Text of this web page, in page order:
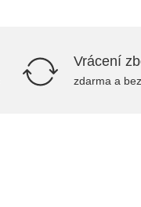
Vrácení
zdarma a